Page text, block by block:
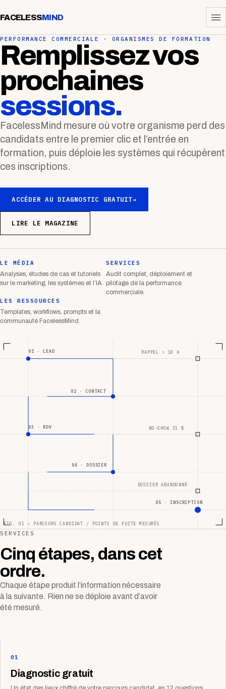
FACELESSMIND
PERFORMANCE COMMERCIALE · ORGANISMES DE FORMATION
Remplissez vos
prochaines
sessions.
FacelessMind mesure où votre organisme perd des
candidats entre le premier clic et l’entrée en
formation, puis déploie les systèmes qui récupèrent
ces inscriptions.
ACCÉDER AU DIAGNOSTIC GRATUIT→
LIRE LE MAGAZINE
LE MÉDIA
Analyses, études de cas et tutoriels
sur le marketing, les systèmes et l’IA.
SERVICES
Audit complet, déploiement et
pilotage de la performance
commerciale.
LES RESSOURCES
Templates, workflows, prompts et la
communauté FacelessMind.
01 · LEAD
02 · CONTACT
03 · RDV
04 · DOSSIER
05 · INSCRIPTION
RAPPEL > 18 H
NO-SHOW 31 %
DOSSIER ABANDONNÉ
FIG. 01 — PARCOURS CANDIDAT / POINTS DE FUITE MESURÉS
SERVICES
Cinq étapes, dans cet
ordre.
Chaque étape produit l’information nécessaire
à la suivante. Rien ne se déploie avant d’avoir
été mesuré.
01
Diagnostic gratuit